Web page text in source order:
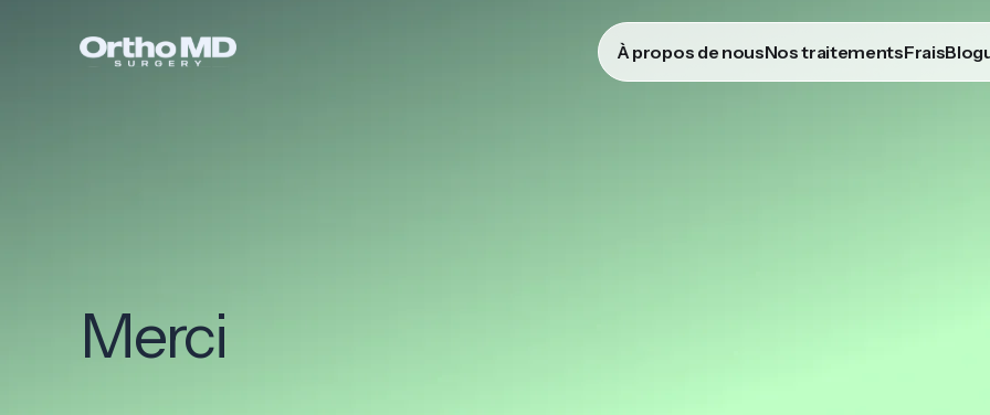
À propos de nousNos traitementsFrais
Merci